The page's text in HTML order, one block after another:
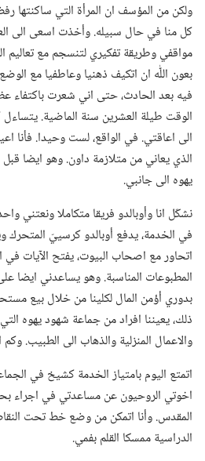
ولكن من المؤسف ان المرأة التي ساكنتها
كل منا في حال سبيله.‏ وأخذت اسعى الى
مواقفي وطريقة تفكيري لتنسجم مع
بعون اللّٰه ان اتكيف ذهنيا وعاطفيا مع
فيه بعد الحادث،‏ حتى اني شعرت باكتفاء
الوقت طيلة العشرين سنة الماضية.‏
الى اعاقتي.‏ في الواقع،‏ لست وحيدا.‏ فأنا
الذي يعاني من متلازمة داون.‏ وهو ايضا
يهوه الى جانبي.‏
نشكّل انا وأوبالدو فريقا متكاملا ونعتني
في الخدمة،‏ يدفع أوبالدو كرسييّ المتحرك
اتحاور مع اصحاب البيوت،‏ يفتح الآيات في
المطبوعات المناسبة.‏ وهو يساعدني ايضا
بدوري أؤمن المال لكلينا من خلال بيع
ذلك،‏ يعيننا افراد من جماعة شهود يهوه
والاعمال المنزلية والذهاب الى الطبيب.‏
اتمتع اليوم بامتياز الخدمة كشيخ في
اخوتي الروحيون عن مساعدتي في اجراء
المقدس.‏ وأنا اتمكن من وضع خط تحت
الدراسية ممسكا القلم بفمي.‏